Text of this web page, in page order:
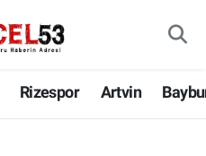
Rizespor Artvin